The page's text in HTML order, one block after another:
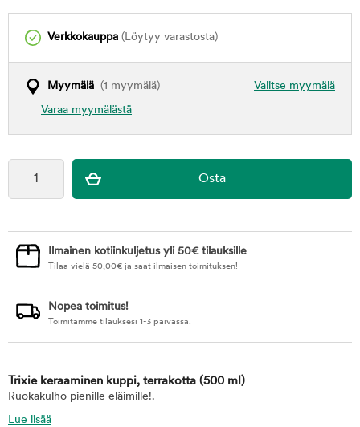
Verkkokauppa (Löytyy varastosta)
Valitse myymälä
Myymälä (1 myymälä)
Varaa myymälästä
Ilmainen kotiinkuljetus yli 50€ tilauksille
Tilaa vielä 50,00€ ja saat ilmaisen toimituksen!
Nopea toimitus!
Toimitamme tilauksesi 1-3 päivässä.
Trixie keraaminen kuppi, terrakotta (500 ml)
Ruokakulho pienille eläimille!.
Lue lisää